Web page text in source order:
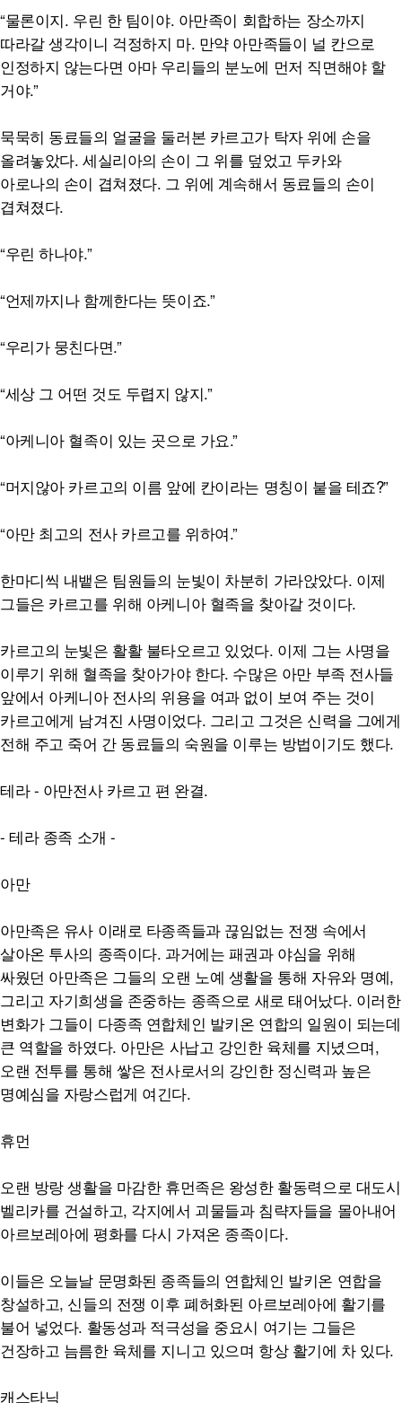
“물론이지. 우린 한 팀이야. 아만족이 회합하는 장소까지
따라갈 생각이니 걱정하지 마. 만약 아만족들이 널 칸으로
인정하지 않는다면 아마 우리들의 분노에 먼저 직면해야 할
거야.”
묵묵히 동료들의 얼굴을 둘러본 카르고가 탁자 위에 손을
올려놓았다. 세실리아의 손이 그 위를 덮었고 두카와
아로나의 손이 겹쳐졌다. 그 위에 계속해서 동료들의 손이
겹쳐졌다.
“우린 하나야.”
“언제까지나 함께한다는 뜻이죠.”
“우리가 뭉친다면.”
“세상 그 어떤 것도 두렵지 않지.”
“아케니아 혈족이 있는 곳으로 가요.”
“머지않아 카르고의 이름 앞에 칸이라는 명칭이 붙을 테죠?”
“아만 최고의 전사 카르고를 위하여.”
한마디씩 내뱉은 팀원들의 눈빛이 차분히 가라앉았다. 이제
그들은 카르고를 위해 아케니아 혈족을 찾아갈 것이다.
카르고의 눈빛은 활활 불타오르고 있었다. 이제 그는 사명을
이루기 위해 혈족을 찾아가야 한다. 수많은 아만 부족 전사들
앞에서 아케니아 전사의 위용을 여과 없이 보여 주는 것이
카르고에게 남겨진 사명이었다. 그리고 그것은 신력을 그에게
전해 주고 죽어 간 동료들의 숙원을 이루는 방법이기도 했다.
테라 - 아만전사 카르고 편 완결.
- 테라 종족 소개 -
아만
아만족은 유사 이래로 타종족들과 끊임없는 전쟁 속에서
살아온 투사의 종족이다. 과거에는 패권과 야심을 위해
싸웠던 아만족은 그들의 오랜 노예 생활을 통해 자유와 명예,
그리고 자기희생을 존중하는 종족으로 새로 태어났다. 이러한
변화가 그들이 다종족 연합체인 발키온 연합의 일원이 되는데
큰 역할을 하였다. 아만은 사납고 강인한 육체를 지녔으며,
오랜 전투를 통해 쌓은 전사로서의 강인한 정신력과 높은
명예심을 자랑스럽게 여긴다.
휴먼
오랜 방랑 생활을 마감한 휴먼족은 왕성한 활동력으로 대도시
벨리카를 건설하고, 각지에서 괴물들과 침략자들을 몰아내어
아르보레아에 평화를 다시 가져온 종족이다.
이들은 오늘날 문명화된 종족들의 연합체인 발키온 연합을
창설하고, 신들의 전쟁 이후 폐허화된 아르보레아에 활기를
불어 넣었다. 활동성과 적극성을 중요시 여기는 그들은
건장하고 늠름한 육체를 지니고 있으며 항상 활기에 차 있다.
캐스타닉